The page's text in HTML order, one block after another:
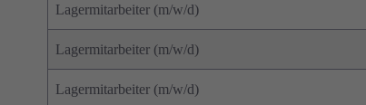
Lagermitarbeiter (m/w/d)
Lagermitarbeiter (m/w/d)
Lagermitarbeiter (m/w/d)